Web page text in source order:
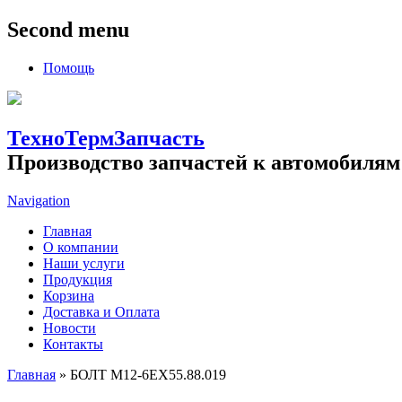
Second menu
Помощь
ТехноТермЗапчасть
Производство запчастей к
Navigation
Главная
О компании
Наши услуги
Продукция
Корзина
Доставка и Оплата
Новости
Контакты
Главная » БОЛТ М12-6ЕХ55.88.019